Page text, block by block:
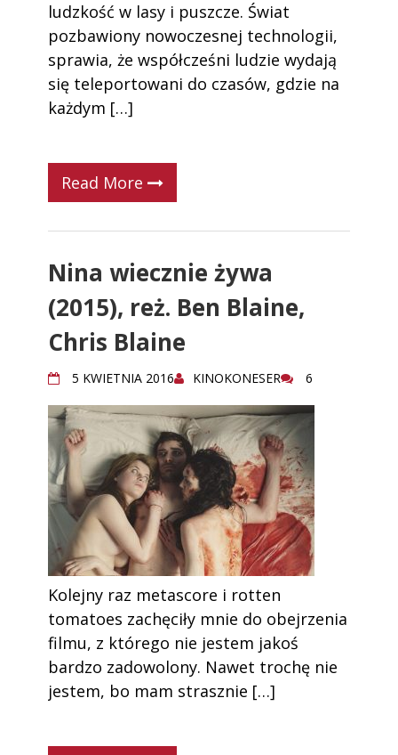
ludzkość w lasy i puszcze. Świat
pozbawiony nowoczesnej technologii,
sprawia, że współcześni ludzie wydają
się teleportowani do czasów, gdzie na
każdym […]
Read More
Nina wiecznie żywa
(2015), reż. Ben Blaine,
Chris Blaine
5 KWIETNIA 2016 KINOKONESER 6
Kolejny raz metascore i rotten
tomatoes zachęciły mnie do obejrzenia
filmu, z którego nie jestem jakoś
bardzo zadowolony. Nawet trochę nie
jestem, bo mam strasznie […]